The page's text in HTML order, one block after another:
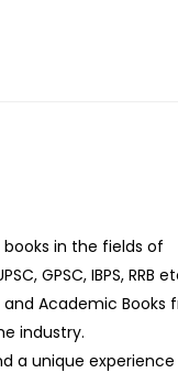
in the fields of
GPSC, IBPS, RRB
and Academic Books
industry.
a unique experience